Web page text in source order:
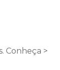
Conheça >